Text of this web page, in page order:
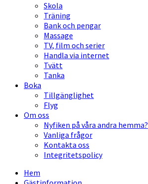
Skola
Träning
Bank och pengar
Massage
TV, film och serier
Handla via internet
Tvätt
Tanka
Boka
Tillgänglighet
Flyg
Om oss
Nyfiken på våra andra hemma?
Vanliga frågor
Kontakta oss
Integritetspolicy
Hem